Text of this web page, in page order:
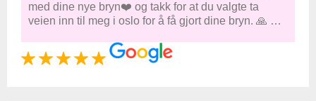
med dine nye bryn❤️ og takk for at du valgte ta
veien inn til meg i oslo for å få gjort dine bryn. 🙏 …